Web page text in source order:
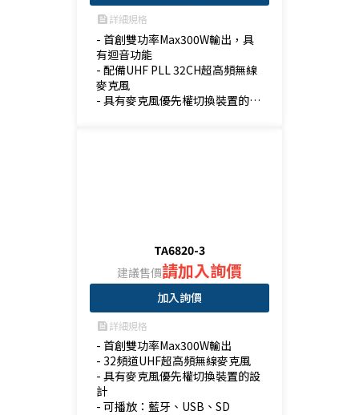
feed詳細規格
- 首創雙功率Max300W輸出，具
有迴音功能
- 配備UHF PLL 32CH超高頻無線
麥克風
- 具有麥克風優先權切換裝置的設
TA6820-3
建議售價請加入詢價
加入詢價
feed詳細規格
- 首創雙功率Max300W輸出
- 32頻道UHF超高頻無線麥克風
- 具有麥克風優先權切換裝置的設
計
- 可播放：藍牙、USB、SD